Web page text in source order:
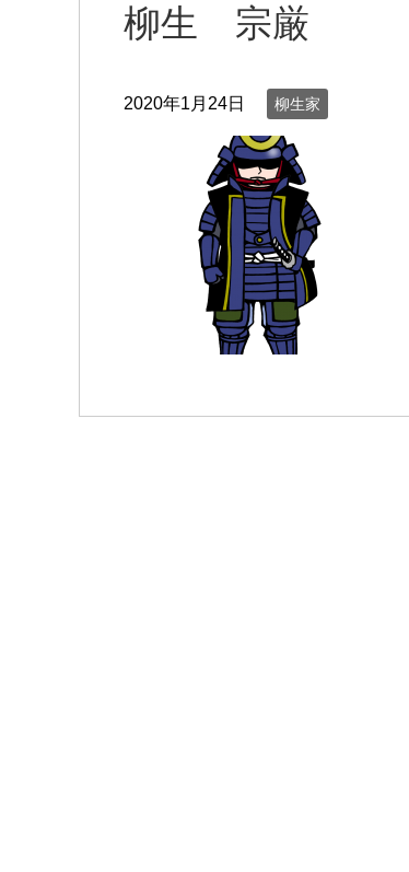
柳生 宗厳
2020年1月24日 柳生家